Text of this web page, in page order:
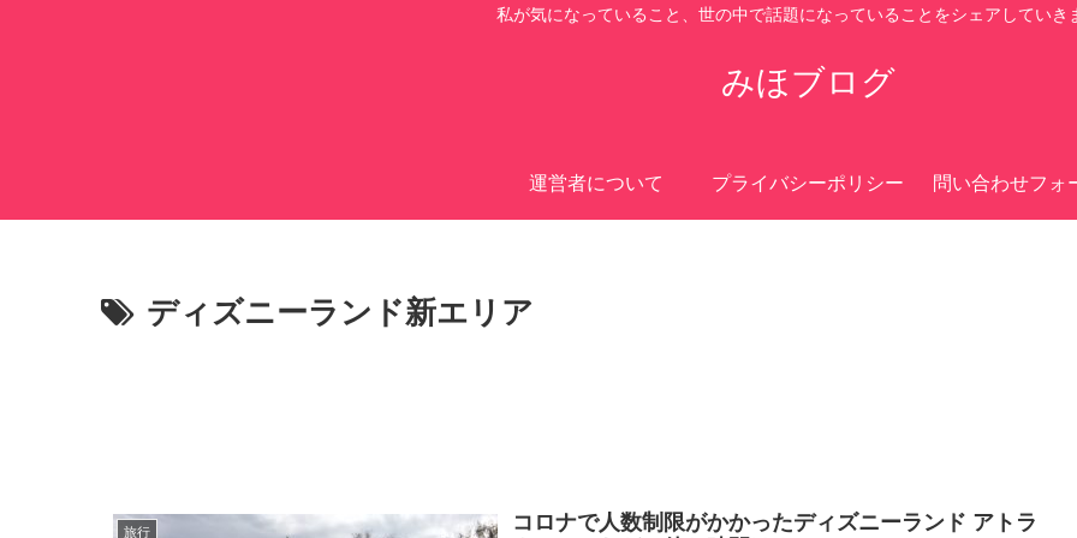
私が気になっていること、世の中で話題になっていることをシェアしていき
みほブログ
運営者について プライバシーポリシー 問い合わせフォ
ディズニーランド新エリア
旅行
コロナで人数制限がかかったディズニーランド アトラ